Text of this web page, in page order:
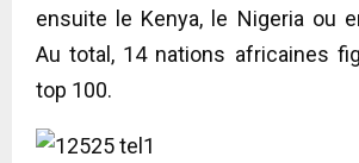
ensuite le Kenya, le Nigeria ou
Au total, 14 nations africaines
top 100.